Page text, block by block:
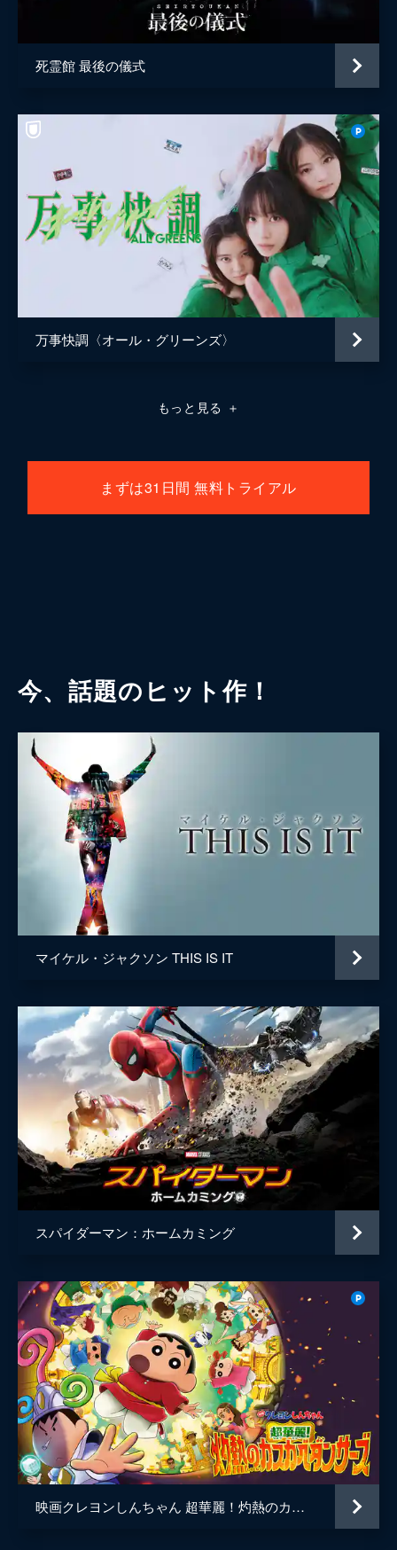
死霊館 最後の儀式
万事快調〈オール・グリーンズ〉
もっと見る ＋
まずは31日間 無料トライアル
今、話題のヒット作！
マイケル・ジャクソン THIS IS IT
スパイダーマン：ホームカミング
映画クレヨンしんちゃん 超華麗！灼熱のカスカベダンサーズ